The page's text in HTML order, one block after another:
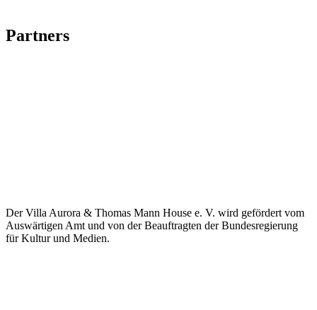
Partners
Der Villa Aurora & Thomas Mann House e. V. wird gefördert vom
Auswärtigen Amt und von der Beauftragten der Bundesregierung
für Kultur und Medien.